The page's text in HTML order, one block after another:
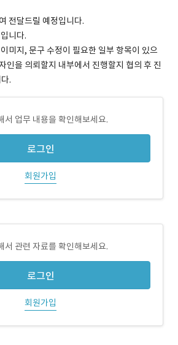
전달드릴 예정입니다.
니다.
미지, 문구 수정이 필요한 일부 항목이 있으
인을 의뢰할지 내부에서 진행할지 협의 후 진
.
서 업무 내용을 확인해보세요.
로그인
회원가입
서 관련 자료를 확인해보세요.
로그인
회원가입